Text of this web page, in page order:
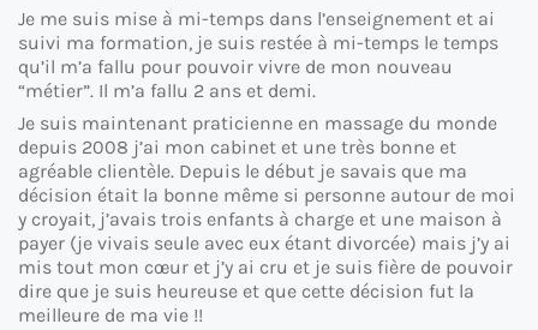
Je me suis mise à mi-temps dans l’enseignement et ai
suivi ma formation, je suis restée à mi-temps le temps
qu’il m’a fallu pour pouvoir vivre de mon nouveau
“métier”. Il m’a fallu 2 ans et demi.
Je suis maintenant praticienne en massage du monde
depuis 2008 j’ai mon cabinet et une très bonne et
agréable clientèle. Depuis le début je savais que ma
décision était la bonne même si personne autour de moi
y croyait, j’avais trois enfants à charge et une maison à
payer (je vivais seule avec eux étant divorcée) mais j’y ai
mis tout mon cœur et j’y ai cru et je suis fière de pouvoir
dire que je suis heureuse et que cette décision fut la
meilleure de ma vie !!